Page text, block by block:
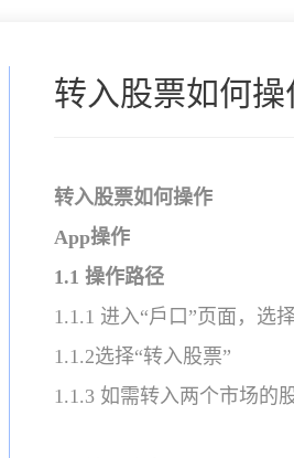
转入股票如何操
转入股票如何操作
App操作
1.1 操作路径
1.1.1 进入“戶口”页面，选
1.1.2选择“转入股票”
1.1.3 如需转入两个市场的